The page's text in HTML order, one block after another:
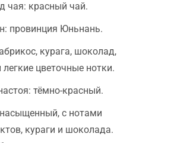
чая: красный чай.
провинция Юньнань.
курага, шоколад,
легкие цветочные нотки.
тёмно-красный.
с нотами
кураги и шоколада.